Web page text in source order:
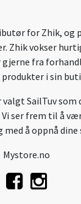
for Zhik, og
Zhik vokser
gjerne fra
i sin
SailTuv som
ser frem til å
med å oppnå
Mystore.no